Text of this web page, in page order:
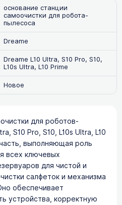
основание станции
самоочистки для робота-
пылесоса
Dreame
Dreame L10 Ultra, S10 Pro, S10,
L10s Ultra, L10 Prime
Новое
для роботов-
S10 Pro, S10, L10s Ultra, L10
выполняющая роль
всех ключевых
для чистой и
салфеток и механизма
обеспечивает
устройства, корректную